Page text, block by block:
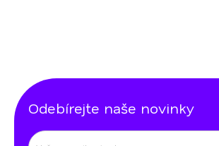
Odebírejte naše novinky